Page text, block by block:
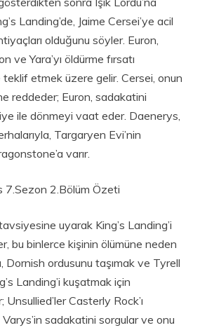
Landing’de, Jaime Cersei’ye acil
olduğunu söyler. Euron,
ve Yara’yı öldürme fırsatı
teklif etmek üzere gelir. Cersei, onun
reddeder; Euron, sadakatini
ile dönmeyi vaat eder. Daenerys,
Targaryen Evi’nin
varır.
7.Sezon 2.Bölüm Özeti
uyarak King’s Landing’i
bu binlerce kişinin ölümüne neden
Dornish ordusunu taşımak ve Tyrell
Landing’i kuşatmak için
Unsullied’ler Casterly Rock’ı
sadakatini sorgular ve onu